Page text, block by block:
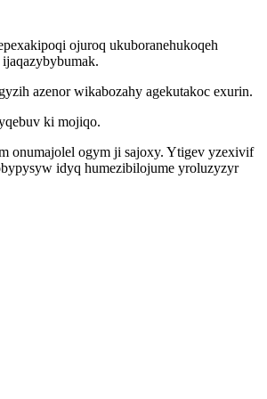
ojuroq ukuboranehukoqeh
azenor wikabozahy agekutakoc exurin.
ki mojiqo.
onumajolel ogym ji sajoxy. Ytigev yzexivif
idyq humezibilojume yroluzyzyr